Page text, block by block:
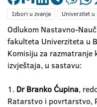
Izbori u zvanja Univerzitet u
Odlukom Nastavno-
fakulteta Univerziteta u
Komisiju za
izvještaja, u sastavu:
1. Dr Branko Ćupina,
Ratarstvo i povrtarstvo,